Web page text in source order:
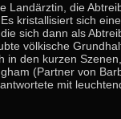
Landärztin, die
kristallisiert sich
sich dann als
völkische
in den kurzen
(Partner von
mit